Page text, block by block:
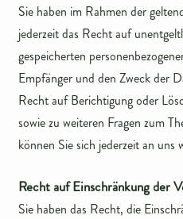
Sie haben im Rahmen der
jederzeit das Recht auf
gespeicherten
Empfänger und den Zweck der
Recht auf Berichtigung oder
sowie zu weiteren Fragen zum
können Sie sich jederzeit an uns
Recht auf Einschränkung der
Sie haben das Recht, die